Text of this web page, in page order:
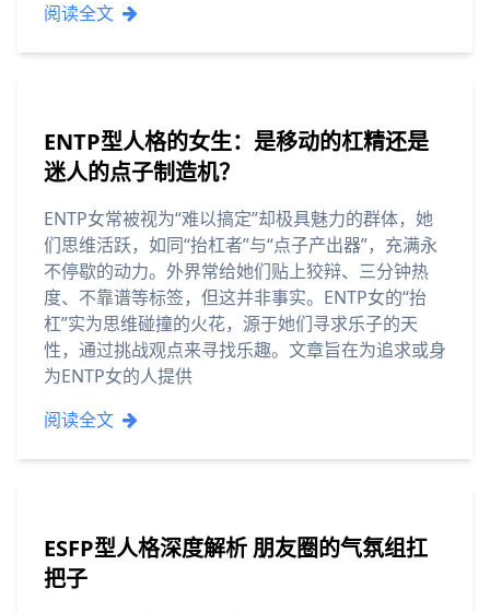
阅读全文
ENTP型人格的女生：是移动的杠精还是
迷人的点子制造机？
ENTP女常被视为“难以搞定”却极具魅力的群体，她
们思维活跃，如同“抬杠者”与“点子产出器”，充满永
不停歇的动力。外界常给她们贴上狡辩、三分钟热
度、不靠谱等标签，但这并非事实。ENTP女的“抬
杠”实为思维碰撞的火花，源于她们寻求乐子的天
性，通过挑战观点来寻找乐趣。文章旨在为追求或身
为ENTP女的人提供
阅读全文
ESFP型人格深度解析 朋友圈的气氛组扛
把子